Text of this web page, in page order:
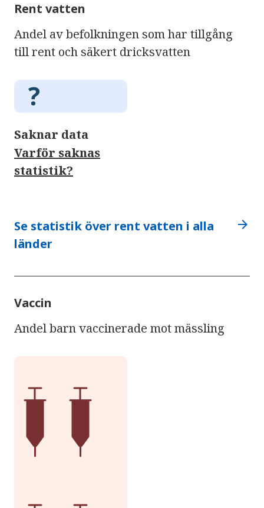
Rent vatten
Andel av befolkningen som har tillgång
till rent och säkert dricksvatten
Saknar data
Varför saknas
statistik?
Se statistik över rent vatten i alla
länder
arrow_forward
Vaccin
Andel barn vaccinerade mot mässling